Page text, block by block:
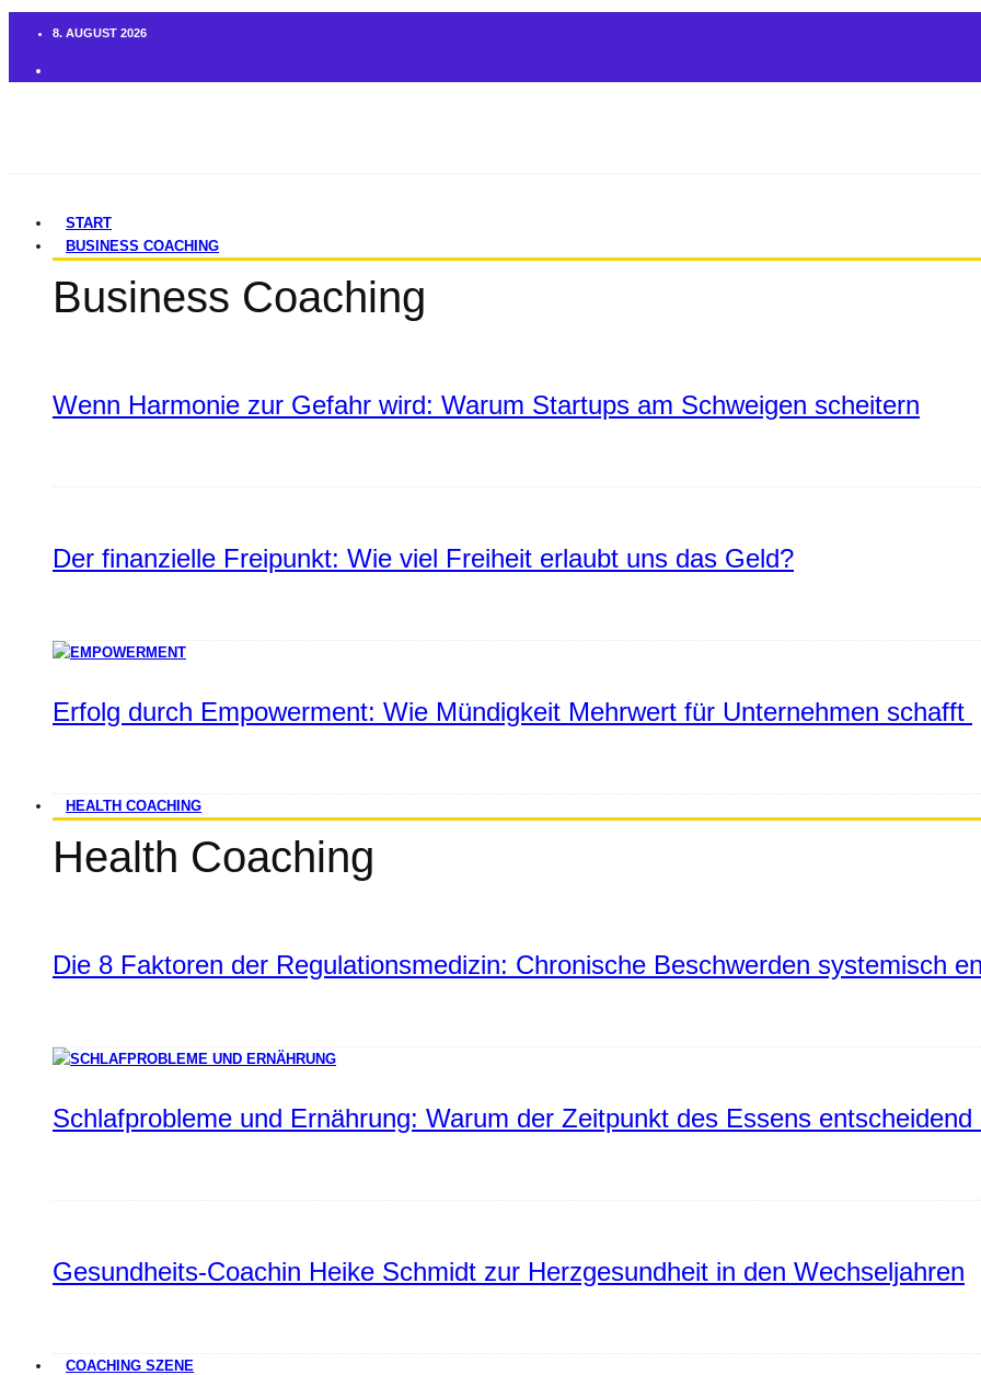
8. AUGUST 2026
START
BUSINESS COACHING
Business Coaching
Wenn Harmonie zur Gefahr wird: Warum Startups am Schweigen scheitern
Der finanzielle Freipunkt: Wie viel Freiheit erlaubt uns das Geld?
Erfolg durch Empowerment: Wie Mündigkeit Mehrwert für Unternehmen schafft
HEALTH COACHING
Health Coaching
Die 8 Faktoren der Regulationsmedizin: Chronische Beschwerden systemisch
Schlafprobleme und Ernährung: Warum der Zeitpunkt des Essens entscheidend
Gesundheits-Coachin Heike Schmidt zur Herzgesundheit in den Wechseljahren
COACHING SZENE